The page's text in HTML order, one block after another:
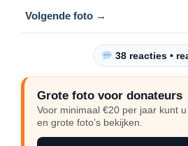
Volgende foto →
38 reacties •
Grote foto voor donateurs
Voor minimaal €20 per jaar kunt u
en grote foto’s bekijken.